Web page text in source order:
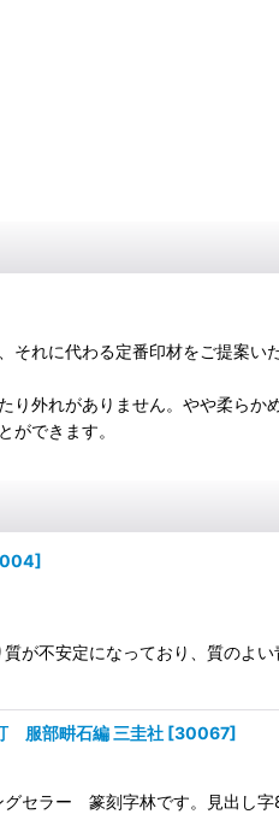
それに代わる定番印材をご提案い
り外れがありません。やや柔らか
ができます。
]
が不安定になっており、質のよ
服部畊石編 三圭社 [30067]
グセラー 篆刻字林です。見出し